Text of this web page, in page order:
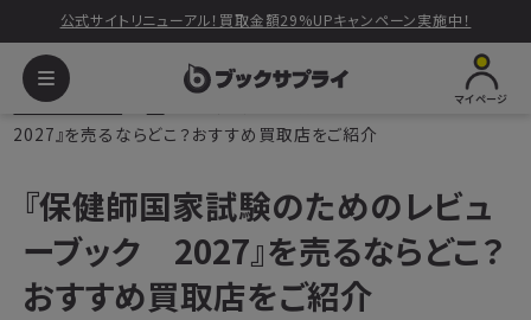
公式サイトリニューアル！買取金額29%UPキャンペーン実施中！
マイページ
ブックサプライ
『保健師国家試験のためのレビューブック
2027』を売るならどこ？おすすめ買取店をご紹介
『保健師国家試験のためのレビュ
ーブック 2027』を売るならどこ？
おすすめ買取店をご紹介